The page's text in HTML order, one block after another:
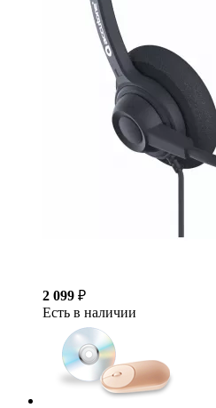
2 099 ₽
Есть в наличии